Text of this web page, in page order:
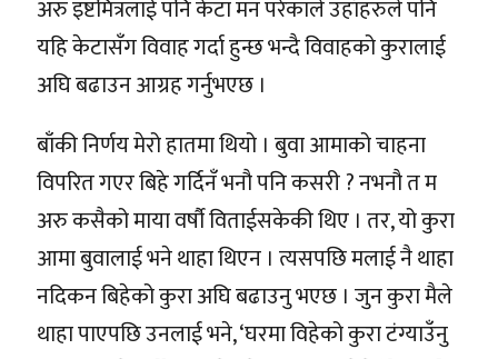
अरु इष्टमित्रलाई पनि केटा मन परेकाले उहाँहरुले पनि
यहि केटासँग विवाह गर्दा हुन्छ भन्दै विवाहको कुरालाई
अघि बढाउन आग्रह गर्नुभएछ ।
बाँकी निर्णय मेरो हातमा थियो । बुवा आमाको चाहना
विपरित गएर बिहे गर्दिनँ भनौ पनि कसरी ? नभनौ त म
अरु कसैको माया वर्षौ विताईसकेकी थिए । तर, यो कुरा
आमा बुवालाई भने थाहा थिएन । त्यसपछि मलाई नै थाहा
नदिकन बिहेको कुरा अघि बढाउनु भएछ । जुन कुरा मैले
थाहा पाएपछि उनलाई भने, ‘घरमा विहेको कुरा टंग्याउँनु